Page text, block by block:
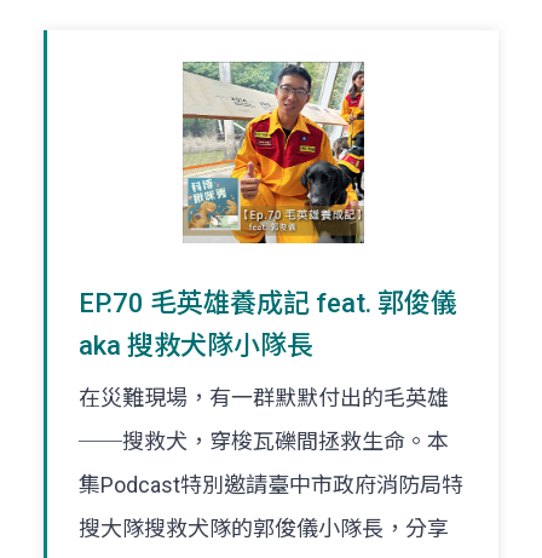
EP.70 毛英雄養成記 feat. 郭俊儀
aka 搜救犬隊小隊長
在災難現場，有一群默默付出的毛英雄
──搜救犬，穿梭瓦礫間拯救生命。本
集Podcast特別邀請臺中市政府消防局特
搜大隊搜救犬隊的郭俊儀小隊長，分享